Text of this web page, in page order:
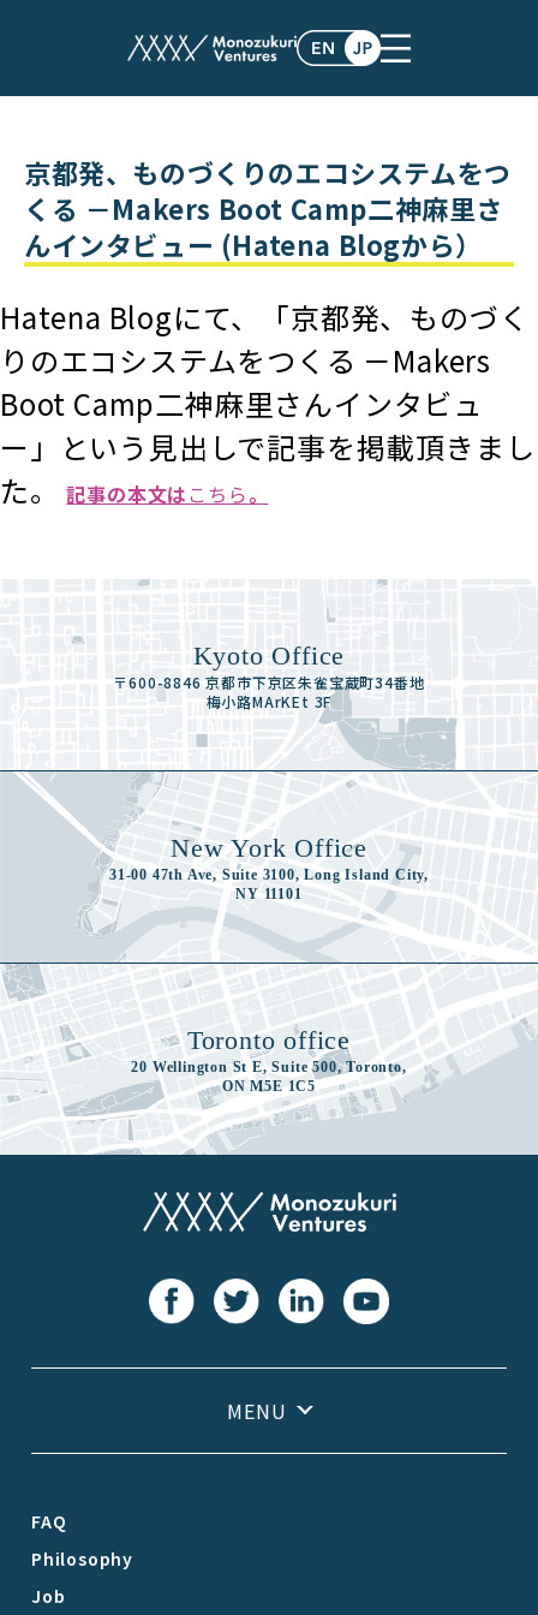
post
京都発、ものづくりのエコシステムをつ
くる －Makers Boot Camp二神麻里さ
んインタビュー (Hatena Blogから）
Hatena Blogにて、「京都発、ものづく
りのエコシステムをつくる －Makers
Boot Camp二神麻里さんインタビュ
ー」という見出しで記事を掲載頂きまし
た。記事の本文は こちら。
Kyoto Office
〒600-8846 京都市下京区朱雀宝蔵町34番地
梅小路MArKEt 3F
New York Office
31-00 47th Ave, Suite 3100, Long Island City,
NY 11101
Toronto office
20 Wellington St E, Suite 500, Toronto,
ON M5E 1C5
FAQ
Philosophy
Job